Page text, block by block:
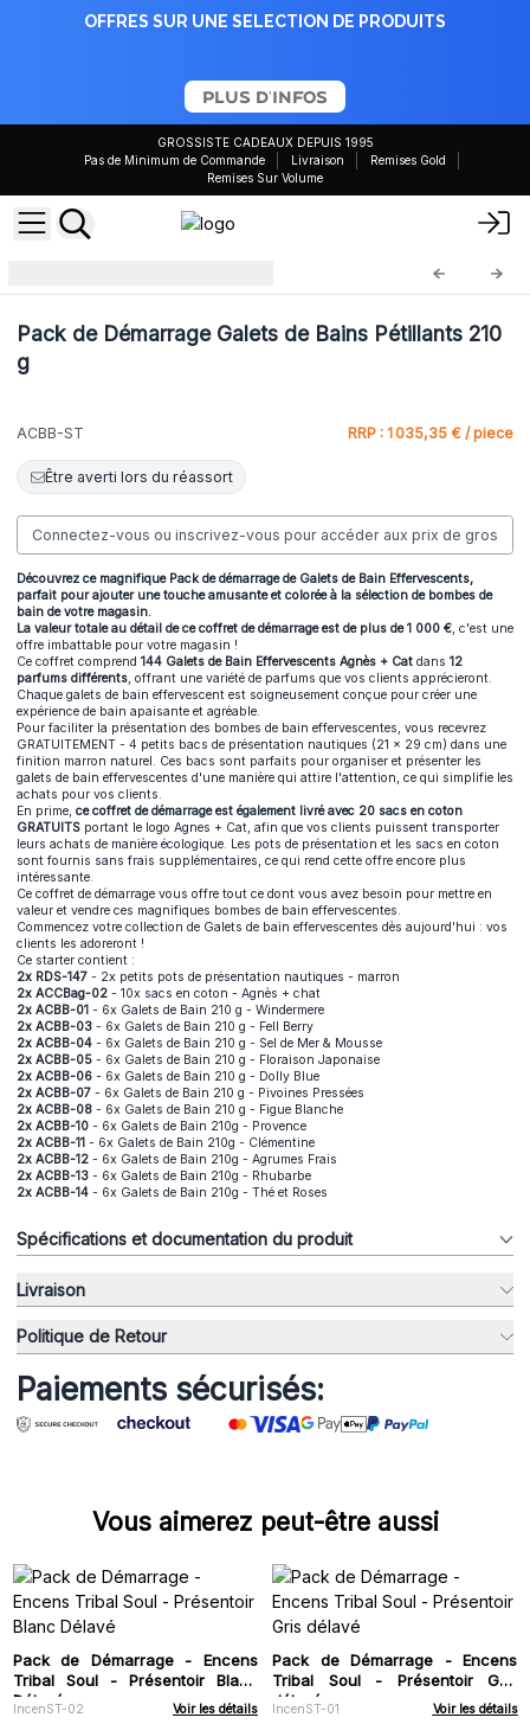
OFFRES SUR UNE SELECTION DE PRODUITS
PLUS D'INFOS
GROSSISTE CADEAUX DEPUIS 1995
Pas de Minimum de Commande
Livraison
Remises Gold
Remises Sur Volume
Pack de Démarrage Galets de Bains Pétillants 210
g
ACBB-ST RRP : 1 035,35 € / piece
Être averti lors du réassort
Connectez-vous ou inscrivez-vous pour accéder aux prix de gros
Découvrez ce magnifique Pack de démarrage de Galets de Bain Effervescents,
parfait pour ajouter une touche amusante et colorée à la sélection de bombes de
bain de votre magasin.
La valeur totale au détail de ce coffret de démarrage est de plus de 1 000 €, c'est une
offre imbattable pour votre magasin !
Ce coffret comprend 144 Galets de Bain Effervescents Agnès + Cat dans 12
parfums différents, offrant une variété de parfums que vos clients apprécieront.
Chaque galets de bain effervescent est soigneusement conçue pour créer une
expérience de bain apaisante et agréable.
Pour faciliter la présentation des bombes de bain effervescentes, vous recevrez
GRATUITEMENT - 4 petits bacs de présentation nautiques (21 x 29 cm) dans une
finition marron naturel. Ces bacs sont parfaits pour organiser et présenter les
galets de bain effervescentes d'une manière qui attire l'attention, ce qui simplifie les
achats pour vos clients.
En prime, ce coffret de démarrage est également livré avec 20 sacs en coton
GRATUITS portant le logo Agnes + Cat, afin que vos clients puissent transporter
leurs achats de manière écologique. Les pots de présentation et les sacs en coton
sont fournis sans frais supplémentaires, ce qui rend cette offre encore plus
intéressante.
Ce coffret de démarrage vous offre tout ce dont vous avez besoin pour mettre en
valeur et vendre ces magnifiques bombes de bain effervescentes.
Commencez votre collection de Galets de bain effervescentes dès aujourd'hui : vos
clients les adoreront !
Ce starter contient :
2x RDS-147 - 2x petits pots de présentation nautiques - marron
2x ACCBag-02 - 10x sacs en coton - Agnès + chat
2x ACBB-01 - 6x Galets de Bain 210 g - Windermere
2x ACBB-03 - 6x Galets de Bain 210 g - Fell Berry
2x ACBB-04 - 6x Galets de Bain 210 g - Sel de Mer & Mousse
2x ACBB-05 - 6x Galets de Bain 210 g - Floraison Japonaise
2x ACBB-06 - 6x Galets de Bain 210 g - Dolly Blue
2x ACBB-07 - 6x Galets de Bain 210 g - Pivoines Pressées
2x ACBB-08 - 6x Galets de Bain 210 g - Figue Blanche
2x ACBB-10 - 6x Galets de Bain 210g - Provence
2x ACBB-11 - 6x Galets de Bain 210g - Clémentine
2x ACBB-12 - 6x Galets de Bain 210g - Agrumes Frais
2x ACBB-13 - 6x Galets de Bain 210g - Rhubarbe
2x ACBB-14 - 6x Galets de Bain 210g - Thé et Roses
Spécifications et documentation du produit
Livraison
Politique de Retour
Paiements sécurisés:
Vous aimerez peut-être aussi
Pack de Démarrage - Encens
Tribal Soul - Présentoir Blanc
Délavé
IncenST-02 Voir les détails
Pack de Démarrage - Encens
Tribal Soul - Présentoir Gris
délavé
IncenST-01 Voir les détails